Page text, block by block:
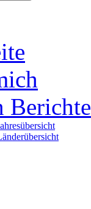
Berichte